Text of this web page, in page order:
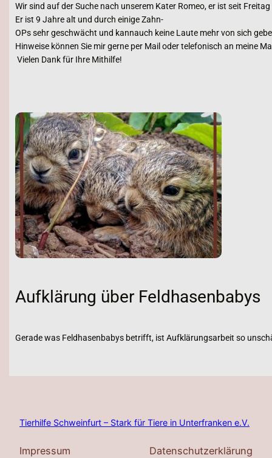
Wir sind auf der Suche nach unserem Kater Romeo, er ist seit
Er ist 9 Jahre alt und durch einige Zahn-
OPs sehr geschwächt und kannauch keine Laute mehr von sich
Hinweise können Sie mir gerne per Mail oder telefonisch an meine
Vielen Dank für Ihre Mithilfe!
Aufklärung über Feldhasenbabys
Gerade was Feldhasenbabys betrifft, ist Aufklärungsarbeit so
Tierhilfe Schweinfurt – Stark für Tiere in Unterfranken e.V.
Impressum Datenschutzerklärung